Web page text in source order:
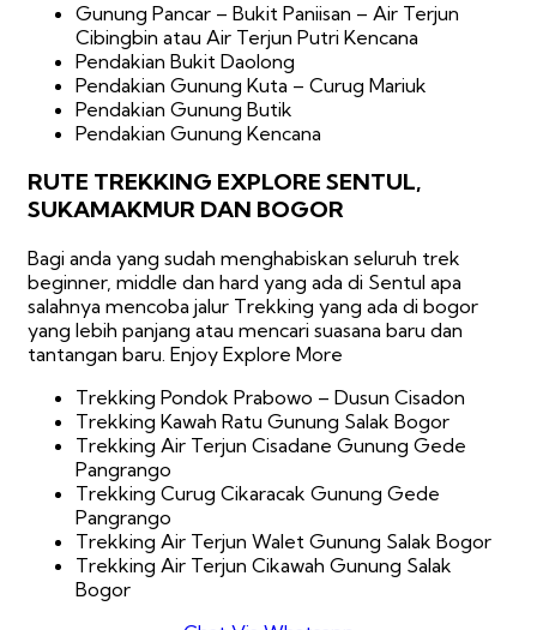
Gunung Pancar – Bukit Paniisan – Air Terjun
Cibingbin atau Air Terjun Putri Kencana
Pendakian Bukit Daolong
Pendakian Gunung Kuta – Curug Mariuk
Pendakian Gunung Butik
Pendakian Gunung Kencana
RUTE TREKKING EXPLORE SENTUL,
SUKAMAKMUR DAN BOGOR
Bagi anda yang sudah menghabiskan seluruh trek
beginner, middle dan hard yang ada di Sentul apa
salahnya mencoba jalur Trekking yang ada di bogor
yang lebih panjang atau mencari suasana baru dan
tantangan baru. Enjoy Explore More
Trekking Pondok Prabowo – Dusun Cisadon
Trekking Kawah Ratu Gunung Salak Bogor
Trekking Air Terjun Cisadane Gunung Gede
Pangrango
Trekking Curug Cikaracak Gunung Gede
Pangrango
Trekking Air Terjun Walet Gunung Salak Bogor
Trekking Air Terjun Cikawah Gunung Salak
Bogor